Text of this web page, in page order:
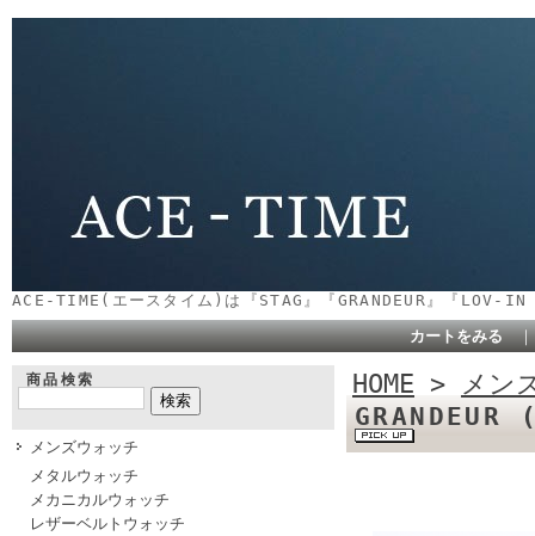
ACE-TIME(エースタイム)は『STAG』『GRANDEUR』『
カートをみる
商品検索
メンズウォッチ
メタルウォッチ
メカニカルウォッチ
レザーベルトウォッチ
HOME > メン